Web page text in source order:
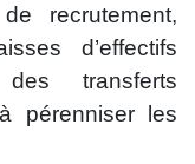
recrutement,
d’effectifs
transferts
pérenniser les